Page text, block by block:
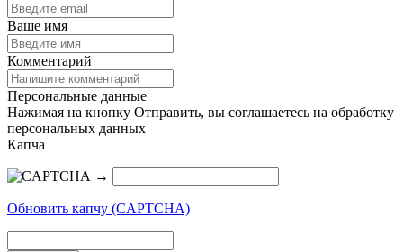
Ваше имя
Комментарий
Персональные данные
Нажимая на кнопку Отправить, вы соглашаетесь на обработку
персональных данных
Капча
→
Обновить капчу (CAPTCHA)